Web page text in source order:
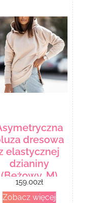
dresowa
elastycznej
dzianiny
(Beżowy, M)
159.00zł
Zobacz więcej